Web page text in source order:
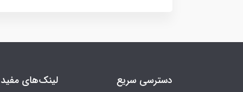
دسترسی سریع لینک‌های مفید